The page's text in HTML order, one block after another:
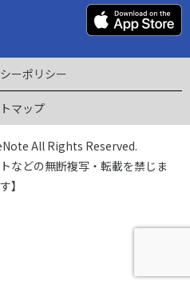
ーポリシー
マップ
All Rights Reserved.
などの無断複写・転載を禁じま
す】